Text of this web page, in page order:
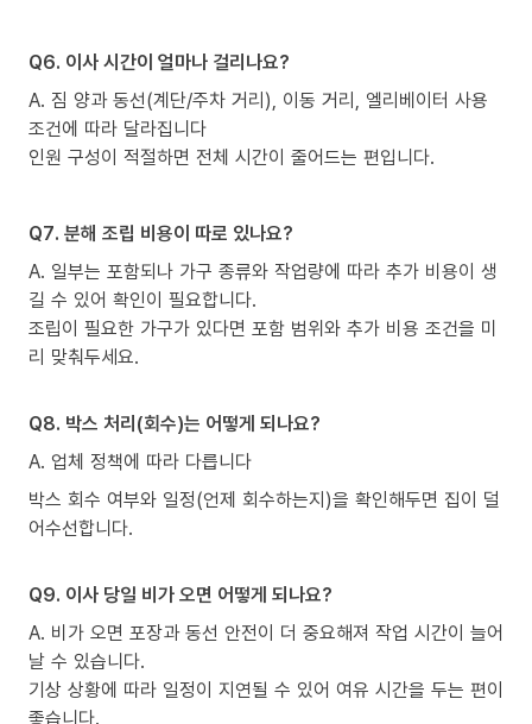
Q6. 이사 시간이 얼마나 걸리나요?
A. 짐 양과 동선(계단/주차 거리), 이동 거리, 엘리베이터 사용
조건에 따라 달라집니다
인원 구성이 적절하면 전체 시간이 줄어드는 편입니다.
Q7. 분해 조립 비용이 따로 있나요?
A. 일부는 포함되나 가구 종류와 작업량에 따라 추가 비용이 생
길 수 있어 확인이 필요합니다.
조립이 필요한 가구가 있다면 포함 범위와 추가 비용 조건을 미
리 맞춰두세요.
Q8. 박스 처리(회수)는 어떻게 되나요?
A. 업체 정책에 따라 다릅니다
박스 회수 여부와 일정(언제 회수하는지)을 확인해두면 집이 덜
어수선합니다.
Q9. 이사 당일 비가 오면 어떻게 되나요?
A. 비가 오면 포장과 동선 안전이 더 중요해져 작업 시간이 늘어
날 수 있습니다.
기상 상황에 따라 일정이 지연될 수 있어 여유 시간을 두는 편이
좋습니다.